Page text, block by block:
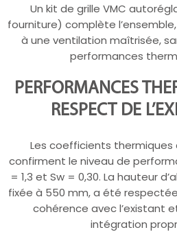
Un kit de grille VMC
fourniture) complète
à une ventilation maîtrisée,
performances
PERFORMANCES
RESPECT DE
Les coefficients thermiques
confirment le niveau de
= 1,3 et Sw = 0,30. La hauteur
fixée à 550 mm, a été
cohérence avec l’existant
intégration